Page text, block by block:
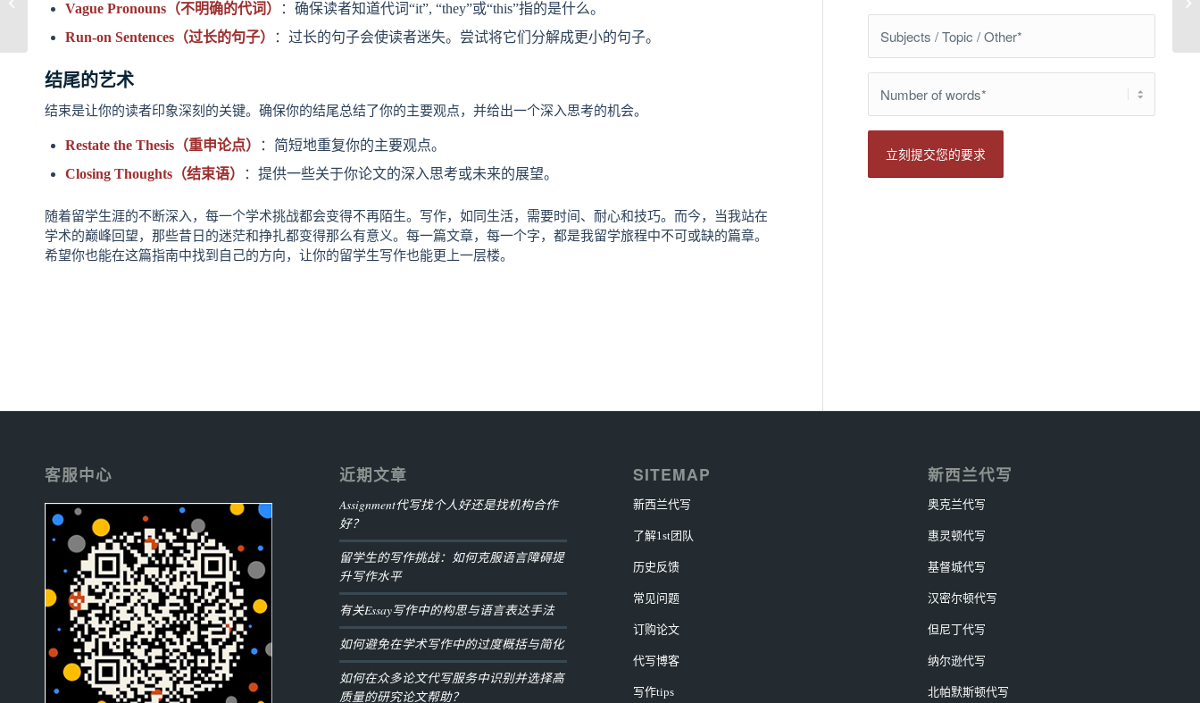
Vague Pronouns（不明确的代词）
：确保读者知道代词“it”, “they”或“this”指的是什么。
Run-on Sentences（过长的句子）
：过长的句子会使读者迷失。尝试将它们分解成更小的句子。
结尾的艺术
结束是让你的读者印象深刻的关键。确保你的结尾总结了你的主要观点，并给出一个深入思考的机会。
Restate the Thesis（重申论点）
：简短地重复你的主要观点。
Closing Thoughts（结束语）
：提供一些关于你论文的深入思考或未来的展望。
随着留学生涯的不断深入，每一个学术挑战都会变得不再陌生。写作，如同生活，需要时间、耐心和技巧。而今，当我站在
学术的巅峰回望，那些昔日的迷茫和挣扎都变得那么有意义。每一篇文章，每一个字，都是我留学旅程中不可或缺的篇章。
希望你也能在这篇指南中找到自己的方向，让你的留学生写作也能更上一层楼。
客服中心 近期文章
Assignment代写找个人好还是找机构合作
好？
留学生的写作挑战：如何克服语言障碍提
升写作水平
有关Essay写作中的构思与语言表达手法
如何避免在学术写作中的过度概括与简化
如何在众多论文代写服务中识别并选择高
质量的研究论文帮助？
SITEMAP
新西兰代写
了解1st团队
历史反馈
常见问题
订购论文
代写博客
写作tips
新西兰代写
奥克兰代写
惠灵顿代写
基督城代写
汉密尔顿代写
但尼丁代写
纳尔逊代写
北帕默斯顿代写
题：’a’、’an’和’the&...